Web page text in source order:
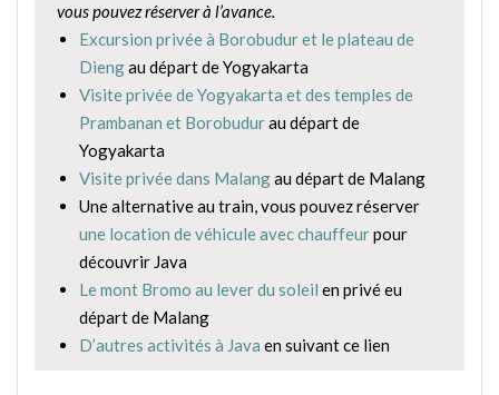
vous pouvez réserver à l’avance.
Excursion privée à Borobudur et le plateau de
Diengau départ de Yogyakarta
Visite privée de Yogyakarta et des temples de
Prambanan et Borobudurau départ de
Yogyakarta
Visite privée dans Malangau départ de Malang
Une alternative au train, vous pouvez réserver
une location de véhicule avec chauffeurpour
découvrir Java
Le mont Bromo au lever du soleil en privé eu
départ de Malang
D’autres activités à Java en suivant ce lien